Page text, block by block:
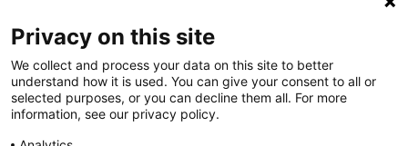
Tietosuoja Saavutettavuus
Privacy on this site
We collect and process your data on this site to better
understand how it is used. You can give your consent to all or
selected purposes, or you can decline them all. For more
information, see our privacy policy.